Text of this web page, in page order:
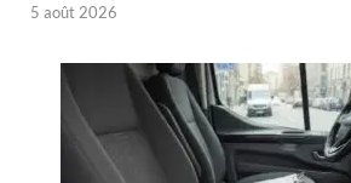
5 août 2026